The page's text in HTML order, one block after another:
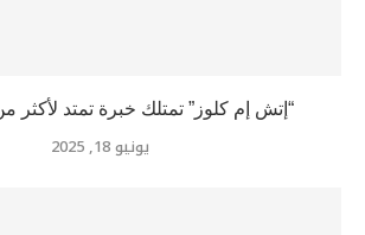
“إتش إم كلوز” تمتلك خبرة تمتد لأكثر من 200
يونيو 18, 2025